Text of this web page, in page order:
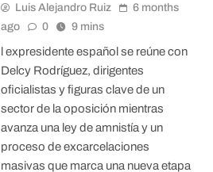
Luis Alejandro Ruiz
6 months
ago
0 9 mins
l expresidente español se reúne con
Delcy Rodríguez, dirigentes
oficialistas y figuras clave de un
sector de la oposición mientras
avanza una ley de amnistía y un
proceso de excarcelaciones
masivas que marca una nueva etapa